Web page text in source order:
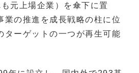
元上場企業）を傘下に置
業の推進を成長戦略の柱に位
ターゲットの一つが再生可能